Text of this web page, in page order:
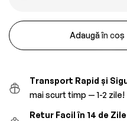
Adaugă în coș
Transport Rapid și
mai scurt timp — 1-2 zile!
Retur Facil în 14 de Zile